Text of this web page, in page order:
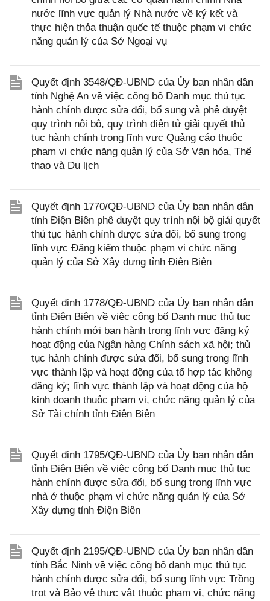
nước lĩnh vực quản lý Nhà nước về ký kết và
thực hiện thỏa thuận quốc tế thuộc phạm vi chức
năng quản lý của Sở Ngoại vụ
Quyết định 3548/QĐ-UBND của Ủy ban nhân dân
tỉnh Nghệ An về việc công bố Danh mục thủ tục
hành chính được sửa đổi, bổ sung và phê duyệt
quy trình nội bộ, quy trình điện tử giải quyết thủ
tục hành chính trong lĩnh vực Quảng cáo thuộc
phạm vi chức năng quản lý của Sở Văn hóa, Thể
thao và Du lịch
Quyết định 1770/QĐ-UBND của Ủy ban nhân dân
tỉnh Điện Biên phê duyệt quy trình nội bộ giải quyết
thủ tục hành chính được sửa đổi, bổ sung trong
lĩnh vực Đăng kiểm thuộc phạm vi chức năng
quản lý của Sở Xây dựng tỉnh Điện Biên
Quyết định 1778/QĐ-UBND của Ủy ban nhân dân
tỉnh Điện Biên về việc công bố Danh mục thủ tục
hành chính mới ban hành trong lĩnh vực đăng ký
hoạt động của Ngân hàng Chính sách xã hội; thủ
tục hành chính được sửa đổi, bổ sung trong lĩnh
vực thành lập và hoạt động của tổ hợp tác không
đăng ký; lĩnh vực thành lập và hoạt động của hộ
kinh doanh thuộc phạm vi, chức năng quản lý của
Sở Tài chính tỉnh Điện Biên
Quyết định 1795/QĐ-UBND của Ủy ban nhân dân
tỉnh Điện Biên về việc công bố Danh mục thủ tục
hành chính được sửa đổi, bổ sung trong lĩnh vực
nhà ở thuộc phạm vi chức năng quản lý của Sở
Xây dựng tỉnh Điện Biên
Quyết định 2195/QĐ-UBND của Ủy ban nhân dân
tỉnh Bắc Ninh về việc công bố danh mục thủ tục
hành chính được sửa đổi, bổ sung lĩnh vực Trồng
trọt và Bảo vệ thực vật thuộc phạm vi, chức năng